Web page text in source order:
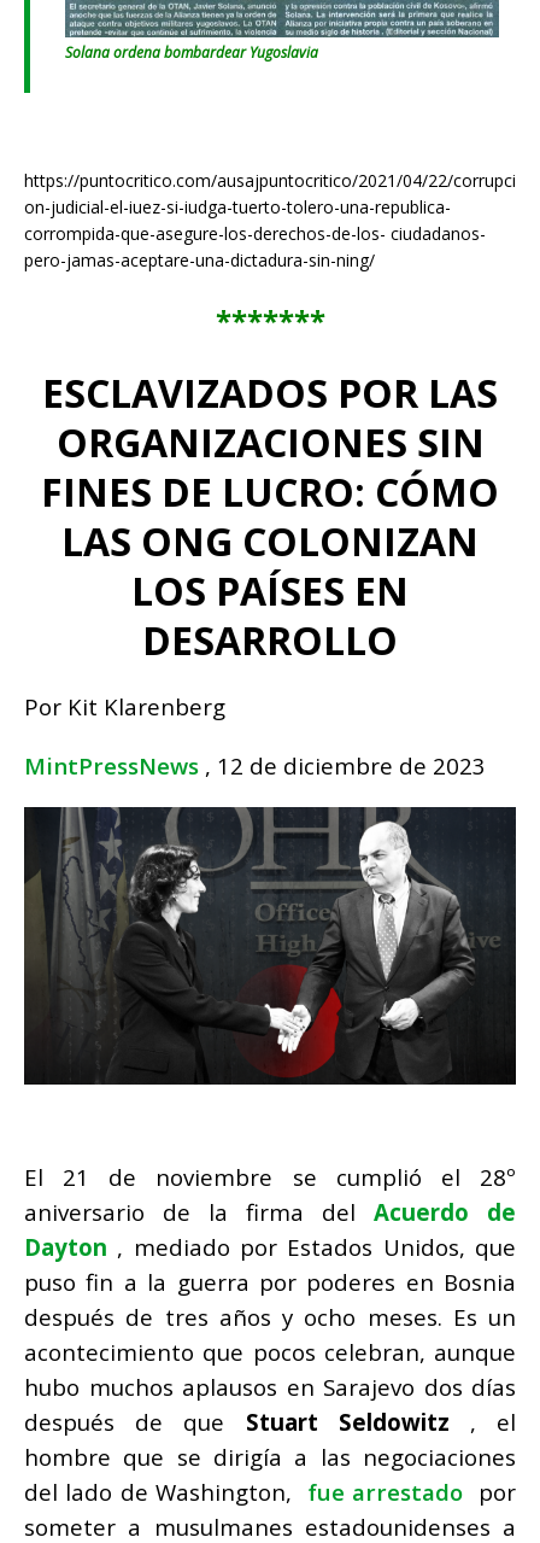
Solana ordena bombardear Yugoslavia
https://puntocritico.com/ausajpuntocritico/2021/04/22/corrupci
on-judicial-el-iuez-si-iudga-tuerto-tolero-una-republica-
corrompida-que-asegure-los-derechos-de-los- ciudadanos-
pero-jamas-aceptare-una-dictadura-sin-ning/
*******
ESCLAVIZADOS POR LAS
ORGANIZACIONES SIN
FINES DE LUCRO: CÓMO
LAS ONG COLONIZAN
LOS PAÍSES EN
DESARROLLO
Por Kit Klarenberg
MintPressNews , 12 de diciembre de 2023
El 21 de noviembre se cumplió el 28º
aniversario de la firma del Acuerdo de
Dayton , mediado por Estados Unidos, que
puso fin a la guerra por poderes en Bosnia
después de tres años y ocho meses. Es un
acontecimiento que pocos celebran, aunque
hubo muchos aplausos en Sarajevo dos días
después de que Stuart Seldowitz , el
hombre que se dirigía a las negociaciones
del lado de Washington, fue arrestado por
someter a musulmanes estadounidenses a